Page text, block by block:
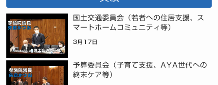
国土交通委員会（若者への住居支援、ス
マートホームコミュニティ等）
3月17日
予算委員会（子育て支援、AYA世代への
終末ケア等）